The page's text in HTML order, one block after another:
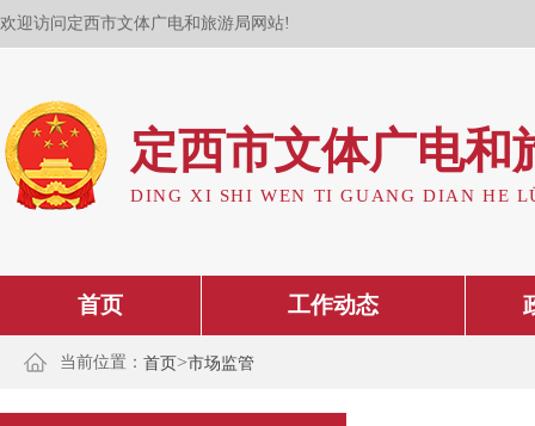
欢迎访问定西市文体广电和旅游局网站!
定西市文体广电和
DING XI SHI WEN TI GUANG DIAN HE
首页 工作动态
当前位置： 首页>市场监管